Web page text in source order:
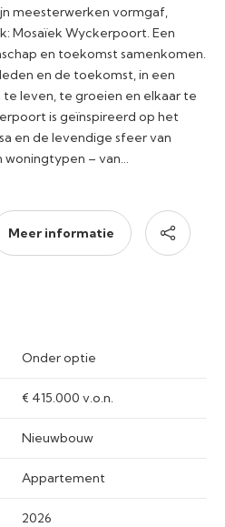
meesterwerken vormgaf,
Mosaïek Wyckerpoort. Een
en toekomst samenkomen.
en de toekomst, in een
leven, te groeien en elkaar te
is geïnspireerd op het
en de levendige sfeer van
woningtypen – van…
Meer informatie
Onder optie
€ 415.000 v.o.n.
Nieuwbouw
Appartement
2026